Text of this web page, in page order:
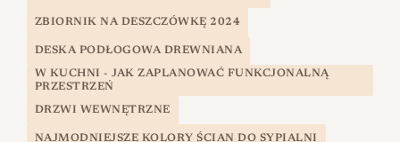
ZBIORNIK NA DESZCZÓWKĘ 2024
DESKA PODŁOGOWA DREWNIANA
W KUCHNI - JAK ZAPLANOWAĆ FUNKCJONALNĄ
PRZESTRZEŃ
DRZWI WEWNĘTRZNE
NAJMODNIEJSZE KOLORY ŚCIAN DO SYPIALNI